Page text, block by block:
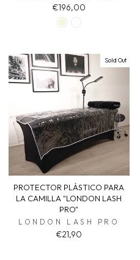
€196,00
Sold Out
PROTECTOR PLÁSTICO PARA
LA CAMILLA "LONDON LASH
PRO"
LONDON LASH PRO
€21,90